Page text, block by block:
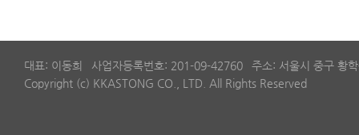
대표: 이동희 사업자등록번호: 201-09-42760
주소: 서울시 중구 황
Copyright (c) KKASTONG CO., LTD. All Rights Reserved